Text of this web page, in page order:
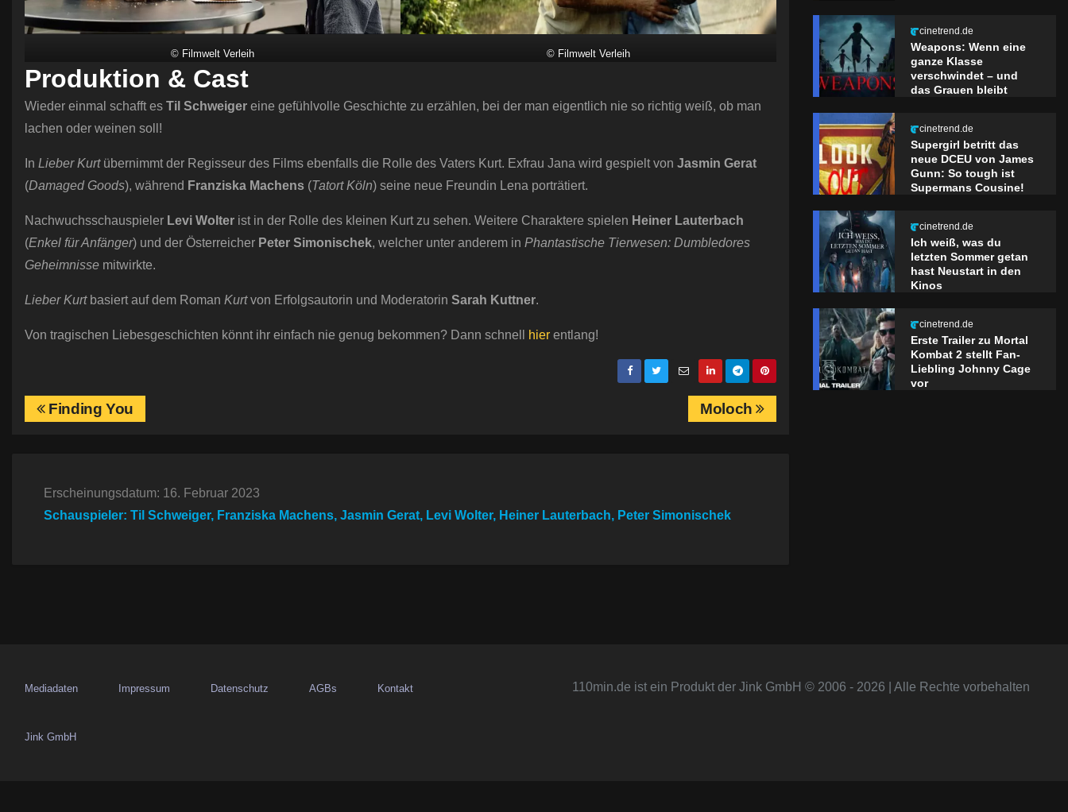
© Filmwelt Verleih © Filmwelt Verleih
Produktion & Cast
Wieder einmal schafft es Til Schweiger eine gefühlvolle Geschichte zu erzählen, bei der man eigentlich nie so richtig weiß, ob man
lachen oder weinen soll!
In Lieber Kurtübernimmt der Regisseur des Films ebenfalls die Rolle des Vaters Kurt. Exfrau Jana wird gespielt von Jasmin Gerat
(Damaged Goods), während Franziska Machens (Tatort Köln) seine neue Freundin Lena porträtiert.
Nachwuchsschauspieler Levi Wolter ist in der Rolle des kleinen Kurt zu sehen. Weitere Charaktere spielen Heiner Lauterbach
(Enkel für Anfänger) und der Österreicher Peter Simonischek, welcher unter anderem in Phantastische Tierwesen: Dumbledores
Geheimnisse mitwirkte.
Lieber Kurtbasiert auf dem Roman Kurtvon Erfolgsautorin und Moderatorin Sarah Kuttner.
Von tragischen Liebesgeschichten könnt ihr einfach nie genug bekommen? Dann schnell hier entlang!
B
n
v
Moloch
Finding You
Erscheinungsdatum: 16. Februar 2023
Schauspieler: Til Schweiger, Franziska Machens, Jasmin Gerat, Levi Wolter, Heiner Lauterbach, Peter Simonischek
cinetrend.de
Weapons: Wenn eine
ganze Klasse
verschwindet – und
das Grauen bleibt
cinetrend.de
Supergirl betritt das
neue DCEU von James
Gunn: So tough ist
Supermans Cousine!
cinetrend.de
Ich weiß, was du
letzten Sommer getan
hast Neustart in den
Kinos
cinetrend.de
Erste Trailer zu Mortal
Kombat 2 stellt Fan-
Liebling Johnny Cage
vor
Mediadaten Impressum Datenschutz AGBs Kontakt
Jink GmbH
110min.de ist ein Produkt der Jink GmbH © 2006 - 2026 | Alle Rechte vorbehalten